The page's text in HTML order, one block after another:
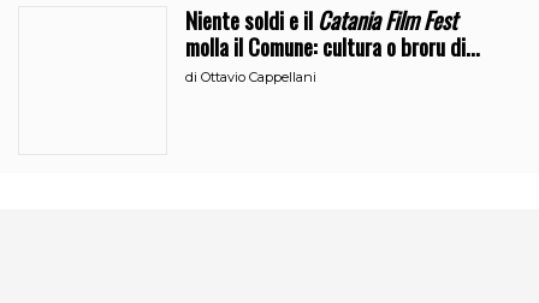
Niente soldi e ilCatania Film Fest
molla il Comune: cultura o broru di
ciciri?
diOttavio Cappellani